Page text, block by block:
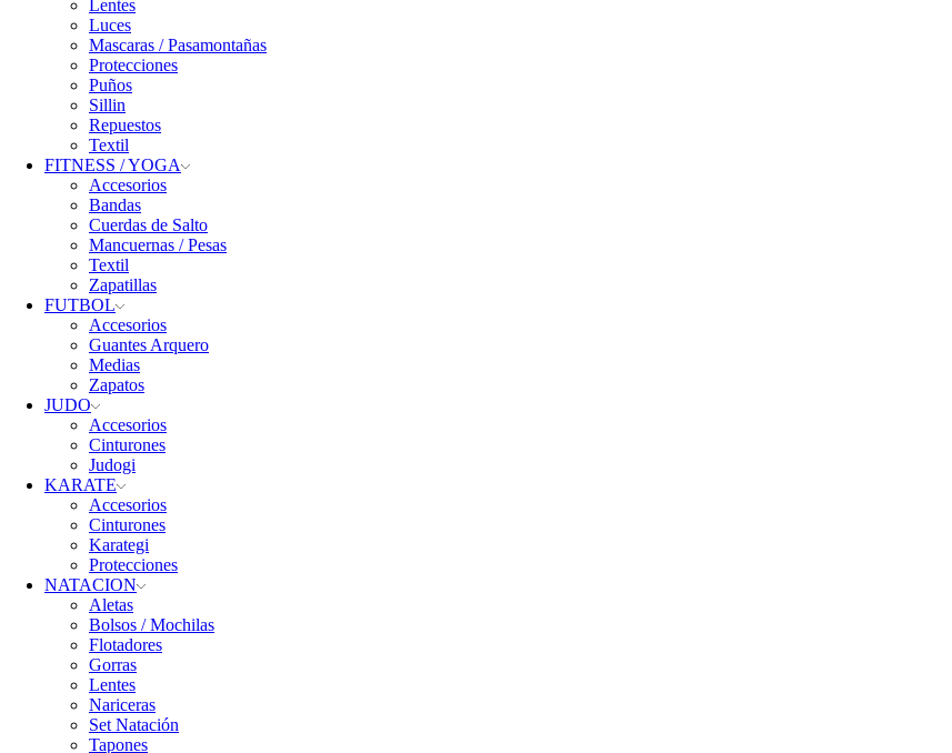
Lentes
Luces
Mascaras / Pasamontañas
Protecciones
Puños
Sillin
Repuestos
Textil
FITNESS / YOGA
Accesorios
Bandas
Cuerdas de Salto
Mancuernas / Pesas
Textil
Zapatillas
FUTBOL
Accesorios
Guantes Arquero
Medias
Zapatos
JUDO
Accesorios
Cinturones
Judogi
KARATE
Accesorios
Cinturones
Karategi
Protecciones
NATACION
Aletas
Bolsos / Mochilas
Flotadores
Gorras
Lentes
Nariceras
Set Natación
Tapones